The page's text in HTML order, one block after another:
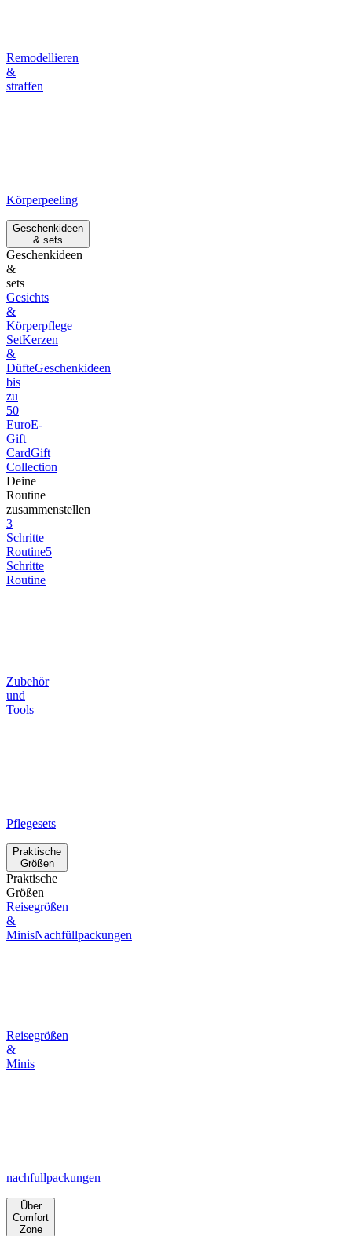
Remodellieren
&
straffen
Körperpeeling
Geschenkideen
& sets
Geschenkideen
&
sets
Gesichts
&
Körperpflege
SetKerzen
&
DüfteGeschenkideen
bis
zu
50
EuroE-
Gift
CardGift
Collection
Deine
Routine
zusammenstellen
3
Schritte
Routine5
Schritte
Routine
Zubehör
und
Tools
Pflegesets
Praktische
Größen
Praktische
Größen
Reisegrößen
&
MinisNachfüllpackungen
Reisegrößen
&
Minis
nachfullpackungen
Über
Comfort
Zone